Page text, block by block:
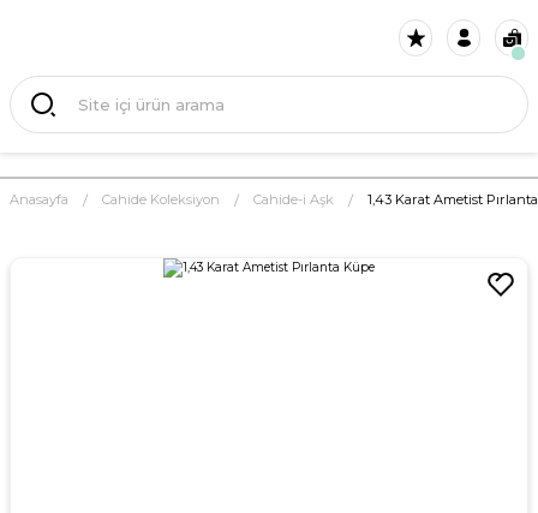
Anasayfa Cahide Koleksiyon Cahide-i Aşk 1,43 Karat Ametist